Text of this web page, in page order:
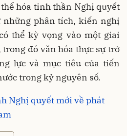
hóa tinh thần Nghị quyết
những phân tích, kiến nghị
thể kỳ vọng vào một giai
đó văn hóa thực sự trở
lực và mục tiêu của tiến
trong kỷ nguyên số.
Nghị quyết mới về phát